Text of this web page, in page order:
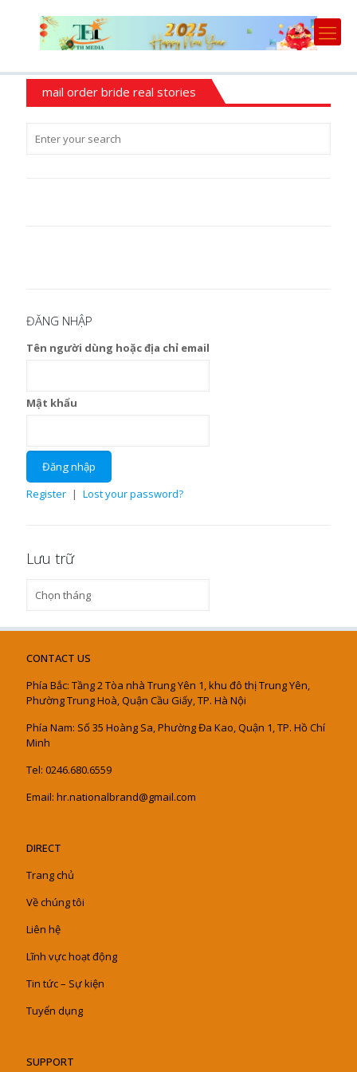
mail order bride real stories
ĐĂNG NHẬP
Tên người dùng hoặc địa chỉ email
Mật khẩu
Register | Lost your password?
Lưu trữ
trữ
CONTACT US
Phía Bắc: Tầng 2 Tòa nhà Trung Yên 1, khu đô thị Trung Yên,
Phường Trung Hoà, Quận Cầu Giấy, TP. Hà Nội
Phía Nam: Số 35 Hoàng Sa, Phường Đa Kao, Quận 1, TP. Hồ Chí
Minh
Tel: 0246.680.6559
Email: hr.nationalbrand@gmail.com
DIRECT
Trang chủ
Về chúng tôi
Liên hệ
Lĩnh vực hoạt động
Tin tức – Sự kiện
Tuyển dụng
SUPPORT